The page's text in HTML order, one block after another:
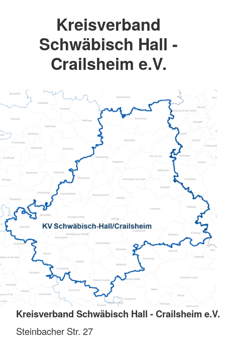
Kreisverband
Schwäbisch Hall -
Crailsheim e.V.
Kreisverband Schwäbisch Hall - Crailsheim e.V.
Steinbacher Str. 27